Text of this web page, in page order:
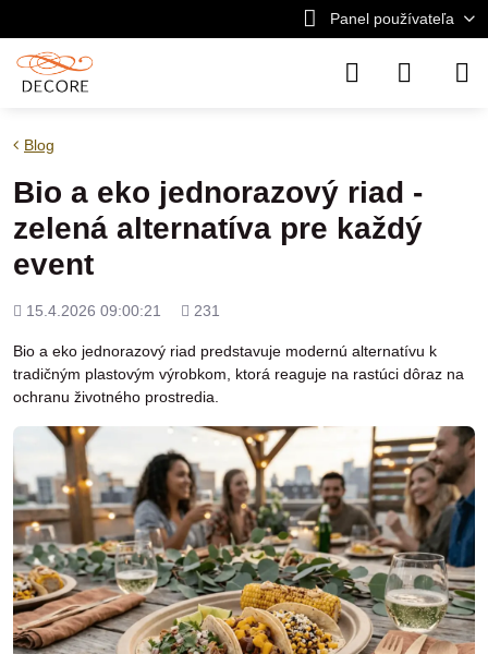
Panel používateľa
Blog
Bio a eko jednorazový riad -
zelená alternatíva pre každý
event
Pridané
15.4.2026 09:00:21
Počet
231
Bio a eko jednorazový riad predstavuje modernú alternatívu k
tradičným plastovým výrobkom, ktorá reaguje na rastúci dôraz na
ochranu životného prostredia.